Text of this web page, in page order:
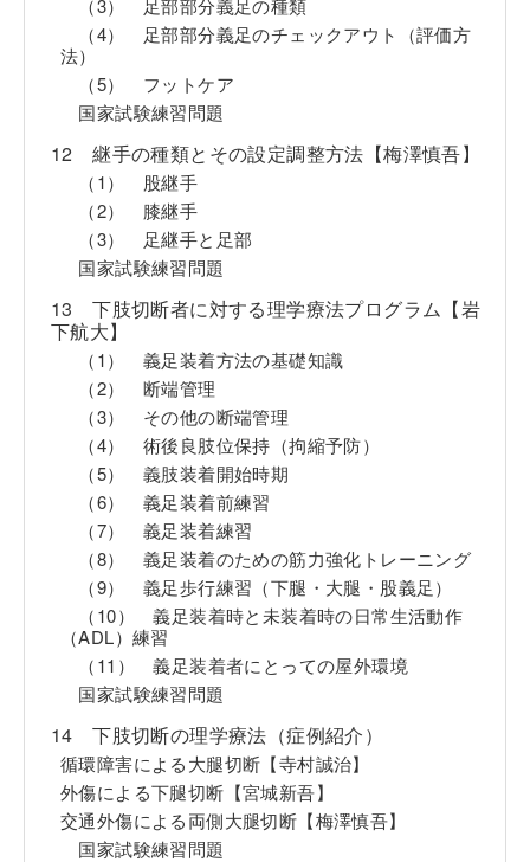
（3） 足部部分義足の種類
（4） 足部部分義足のチェックアウト（評価方
法）
（5） フットケア
国家試験練習問題
12 継手の種類とその設定調整方法【梅澤慎吾】
（1） 股継手
（2） 膝継手
（3） 足継手と足部
国家試験練習問題
13 下肢切断者に対する理学療法プログラム【岩
下航大】
（1） 義足装着方法の基礎知識
（2） 断端管理
（3） その他の断端管理
（4） 術後良肢位保持（拘縮予防）
（5） 義肢装着開始時期
（6） 義足装着前練習
（7） 義足装着練習
（8） 義足装着のための筋力強化トレーニング
（9） 義足歩行練習（下腿・大腿・股義足）
（10） 義足装着時と未装着時の日常生活動作
（ADL）練習
（11） 義足装着者にとっての屋外環境
国家試験練習問題
14 下肢切断の理学療法（症例紹介）
循環障害による大腿切断【寺村誠治】
外傷による下腿切断【宮城新吾】
交通外傷による両側大腿切断【梅澤慎吾】
国家試験練習問題